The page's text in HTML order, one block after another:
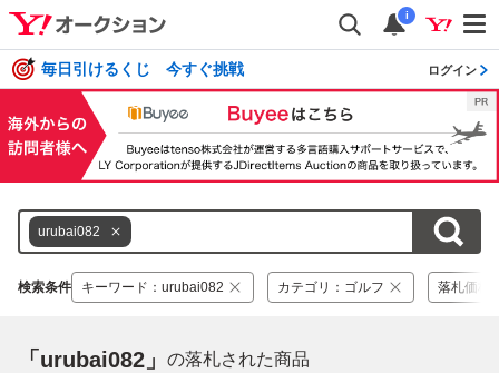
i
毎日引けるくじ 今すぐ挑戦 ログイン
urubai082
検索条件 キーワード ： urubai082 カテゴリ ： ゴルフ 落札価格
「urubai082」 の落札された商品